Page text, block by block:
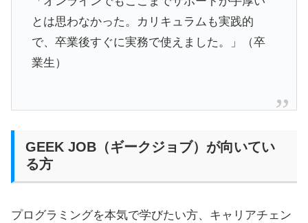
とは思わなかった。カリキュラムも実践的
で、卒業後すぐに実務で使えました。」（卒
業生）
GEEK JOB（ギークジョブ）が向いてい
る方
プログラミングを本気で学びたい方、キャリアチェン